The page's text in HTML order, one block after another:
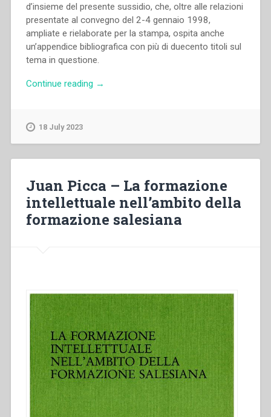
d’insieme del presente sussidio, che, oltre alle relazioni
presentate al convegno del 2-4 gennaio 1998,
ampliate e rielaborate per la stampa, ospita anche
un’appendice bibliografica con più di duecento titoli sul
tema in questione.
Continue reading “Jesús
Spirito”
→
18 July 2023
Juan Picca – La formazione
intellettuale nell’ambito della
formazione salesiana